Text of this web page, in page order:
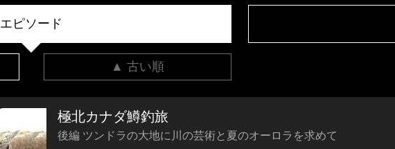
エピソード
▲ 古い順
極北カナダ鱒釣旅
後編 ツンドラの大地に川の芸術と夏のオーロラを求めて